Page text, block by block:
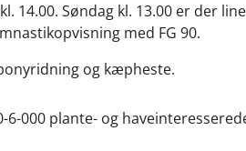
Søndag kl. 13.00 er der
med FG 90.
og kæpheste.
000 plante- og